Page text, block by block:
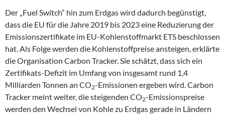
Der „Fuel Switch“ hin zum Erdgas wird dadurch begünstigt,
dass die EU für die Jahre 2019 bis 2023 eine Reduzierung der
Emissionszertifikate im EU-Kohlenstoffmarkt ETS beschlossen
hat. Als Folge werden die Kohlenstoffpreise ansteigen, erklärte
die Organisation Carbon Tracker. Sie schätzt, dass sich ein
Zertifikats-Defizit im Umfang von insgesamt rund 1,4
Milliarden Tonnen an CO2-Emissionen ergeben wird. Carbon
Tracker meint weiter, die steigenden CO2-Emissionspreise
werden den Wechsel von Kohle zu Erdgas gerade in Ländern